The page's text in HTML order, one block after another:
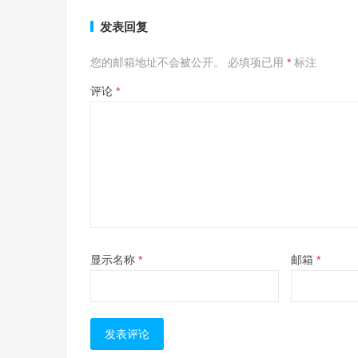
发表回复
您的邮箱地址不会被公开。 必填项已用 * 标注
评论 *
显示名称 * 邮箱 *